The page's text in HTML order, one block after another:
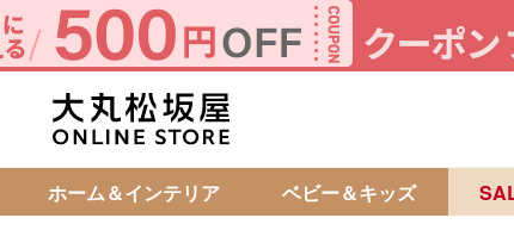
カートに商品
ホーム＆インテリア ベビー＆キッズ